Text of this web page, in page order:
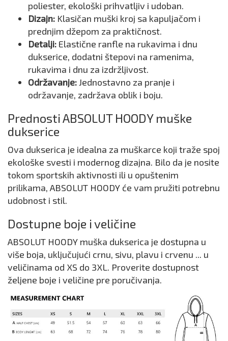
poliester, ekološki prihvatljiv i udoban.
Dizajn: Klasičan muški kroj sa kapuljačom i
prednjim džepom za praktičnost.
Detalji: Elastične ranfle na rukavima i dnu
dukserice, dodatni štepovi na ramenima,
rukavima i dnu za izdržljivost.
Održavanje:Jednostavno za pranje i
održavanje, zadržava oblik i boju.
Prednosti ABSOLUT HOODY muške
dukserice
Ova dukserica je idealna za muškarce koji traže spoj
ekološke svesti i modernog dizajna. Bilo da je nosite
tokom sportskih aktivnosti ili u opuštenim
prilikama, ABSOLUT HOODY će vam pružiti potrebnu
udobnost i stil.
Dostupne boje i veličine
ABSOLUT HOODY muška dukserica je dostupna u
više boja, uključujući crnu, sivu, plavu i crvenu ... u
veličinama od XS do 3XL. Proverite dostupnost
željene boje i veličine pre poručivanja.